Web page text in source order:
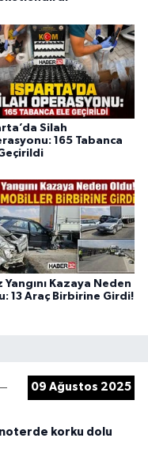
Silah
165 Tabanca
Yangını Kazaya Neden
13 Araç Birbirine Girdi!
09 Ağustos 2025
korku dolu